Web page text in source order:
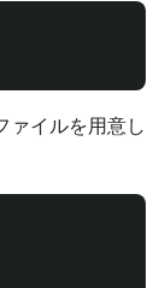
ァイルを用意し